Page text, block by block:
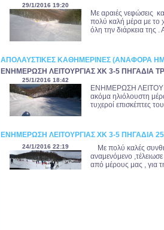
29/1/2016 19:20
Με αραιές νεφώσεις
πολύ καλή μέρα με το
όλη την διάρκεια της
ΑΠΟΛΑΥΣΤΙΚΕΣ ΚΑΘΗΜΕΡΙΝΕΣ (ΑΝΑΦΟΡΑ
ΕΝΗΜΕΡΩΣΗ ΛΕΙΤΟΥΡΓΙΑΣ ΧΚ 3-5 ΠΗΓΑΔΙΑ
25/1/2016 18:42
ΕΝΗΜΕΡΩΣΗ
ακόμα ηλιόλουστη
τυχεροί επισκέπτες
ΕΝΗΜΕΡΩΣΗ ΛΕΙΤΟΥΡΓΙΑΣ ΧΚ 3-5 ΠΗΓΑΔΙΑ
24/1/2016 22:19
Με πολύ καλές
αναμενόμενο
από μέρους μας , για